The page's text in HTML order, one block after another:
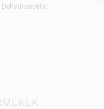
Dehydroacetic